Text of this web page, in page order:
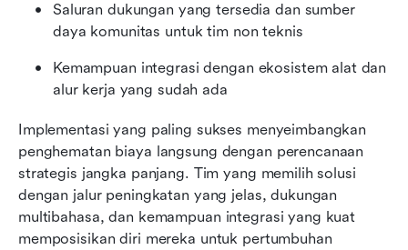
Saluran dukungan yang tersedia dan sumber
daya komunitas untuk tim non teknis
Kemampuan integrasi dengan ekosistem alat dan
alur kerja yang sudah ada
Implementasi yang paling sukses menyeimbangkan
penghematan biaya langsung dengan perencanaan
strategis jangka panjang. Tim yang memilih solusi
dengan jalur peningkatan yang jelas, dukungan
multibahasa, dan kemampuan integrasi yang kuat
memposisikan diri mereka untuk pertumbuhan